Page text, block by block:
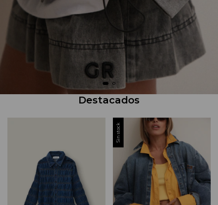
Destacados
Sin stock